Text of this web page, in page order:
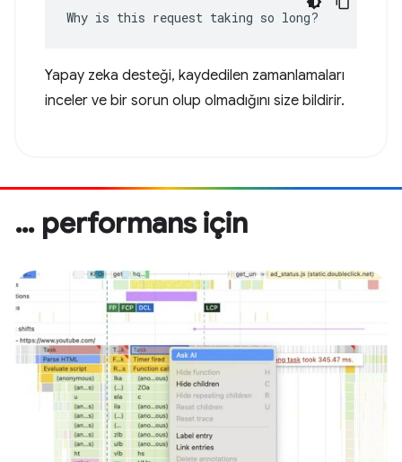
Why is this request taking so long?
Yapay zeka desteği, kaydedilen zamanlamaları
inceler ve bir sorun olup olmadığını size bildirir.
… performans için